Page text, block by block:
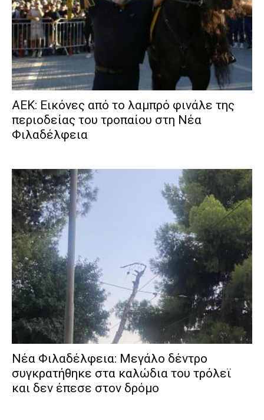
ΑΕΚ: Εικόνες από το λαμπρό φινάλε της
περιοδείας του τροπαίου στη Νέα
Φιλαδέλφεια
Νέα Φιλαδέλφεια: Μεγάλο δέντρο
συγκρατήθηκε στα καλώδια του τρόλεϊ
και δεν έπεσε στον δρόμο